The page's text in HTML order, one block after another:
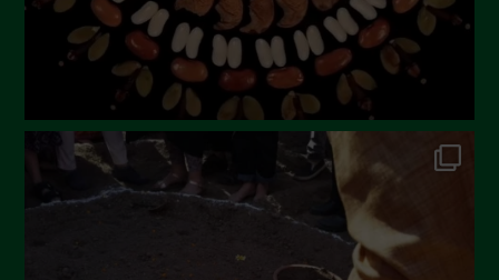
Febbraio 2023
Dicembre 2022
Novembre 2022
Ottobre 2022
Settembre 2022